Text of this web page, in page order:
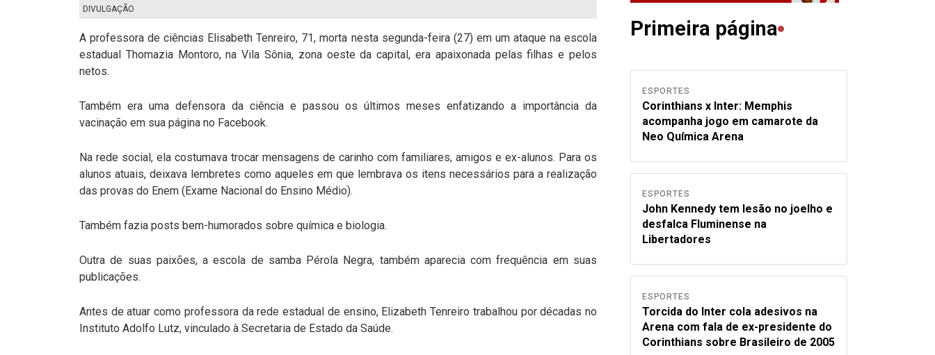
DIVULGAÇÃO
A professora de ciências Elisabeth Tenreiro, 71, morta nesta segunda-feira (27) em um ataque na escola
estadual Thomazia Montoro, na Vila Sônia, zona oeste da capital, era apaixonada pelas filhas e pelos
netos.
Também era uma defensora da ciência e passou os últimos meses enfatizando a importância da
vacinação em sua página no Facebook.
Na rede social, ela costumava trocar mensagens de carinho com familiares, amigos e ex-alunos. Para os
alunos atuais, deixava lembretes como aqueles em que lembrava os itens necessários para a realização
das provas do Enem (Exame Nacional do Ensino Médio).
Também fazia posts bem-humorados sobre química e biologia.
Outra de suas paixões, a escola de samba Pérola Negra, também aparecia com frequência em suas
publicações.
Antes de atuar como professora da rede estadual de ensino, Elizabeth Tenreiro trabalhou por décadas no
Instituto Adolfo Lutz, vinculado à Secretaria de Estado da Saúde.
Primeira página
ESPORTES
Corinthians x Inter: Memphis
acompanha jogo em camarote da
Neo Química Arena
ESPORTES
John Kennedy tem lesão no joelho e
desfalca Fluminense na
Libertadores
ESPORTES
Torcida do Inter cola adesivos na
Arena com fala de ex-presidente do
Corinthians sobre Brasileiro de 2005